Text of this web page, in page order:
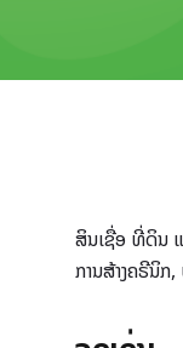
ສິນເຊື່ອ ທີ່ດິນ
ການສ້າງຄຣີນິກ,